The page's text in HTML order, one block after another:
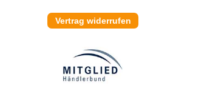
Vertrag widerrufen